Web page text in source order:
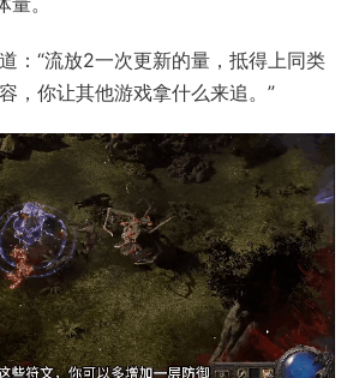
：“流放2一次更新的量，抵得上同类
，你让其他游戏拿什么来追。”